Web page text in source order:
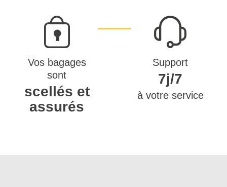
Vos bagages
sont
scellés et
assurés
Support
7j/7
à votre service